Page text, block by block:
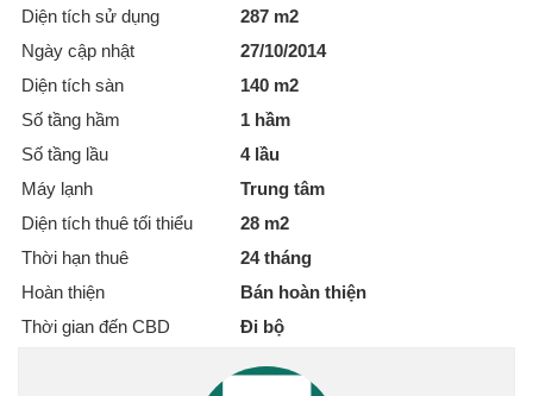
Diện tích sử dụng
287 m2
Ngày cập nhật
27/10/2014
Diện tích sàn
140 m2
Số tầng hầm
1 hầm
Số tầng lầu
4 lầu
Máy lạnh
Trung tâm
Diện tích thuê tối thiểu
28 m2
Thời hạn thuê
24 tháng
Hoàn thiện
Bán hoàn thiện
Thời gian đến CBD
Đi bộ